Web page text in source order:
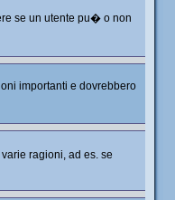
se un utente pu� o non
importanti e dovrebbero
ragioni, ad es. se